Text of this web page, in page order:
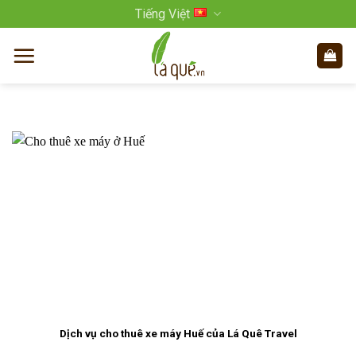
qua
nội
Tiếng Việt
Dịch vụ cho thuê xe máy Huế của Lá Quê Travel